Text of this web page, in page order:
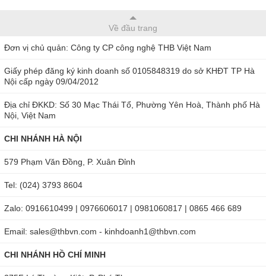
thời gian lấy mẫu nhanh, thời gian sử dụng lâu… sẽ giúp công việc
lượng đảm bảo với bảo hành đến 12 tháng. THB cam kết sản
cầu mua may do cuong do anh sang và cần được tư vấn cụ thể thì
Về đầu trang
Đơn vị chủ quản: Công ty CP công nghệ THB Việt Nam
Giấy phép đăng ký kinh doanh số 0105848319 do sở KHĐT TP Hà
Nội cấp ngày 09/04/2012
Địa chỉ ĐKKD: Số 30 Mạc Thái Tổ, Phường Yên Hoà, Thành phố Hà
Nội, Việt Nam
CHI NHÁNH HÀ NỘI
579 Phạm Văn Đồng, P. Xuân Đỉnh
Tel: (024) 3793 8604
Zalo: 0916610499 | 0976606017 | 0981060817 | 0865 466 689
Email: sales@thbvn.com - kinhdoanh1@thbvn.com
CHI NHÁNH HỒ CHÍ MINH